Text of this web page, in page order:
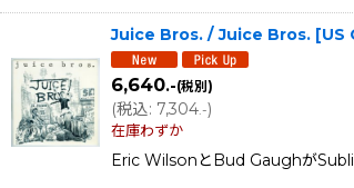
Juice Bros. / Juice Bros. [US
6,640.-(税別)
(税込: 7,304 .-)
在庫わずか
Eric WilsonとBud Gaughが